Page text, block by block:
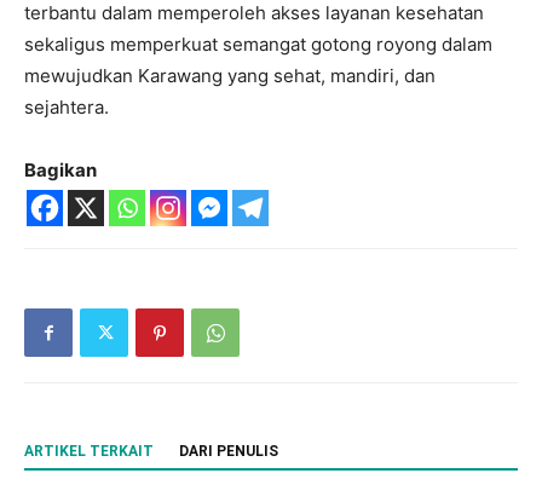
terbantu dalam memperoleh akses layanan kesehatan
sekaligus memperkuat semangat gotong royong dalam
mewujudkan Karawang yang sehat, mandiri, dan
sejahtera.
Bagikan
ARTIKEL TERKAIT DARI PENULIS